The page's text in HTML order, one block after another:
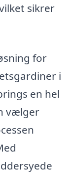
sikrer
for
i
en hel
vælger